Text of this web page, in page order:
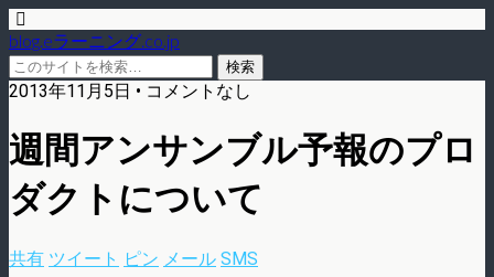
blog.eラーニング.co.jp
2013年11月5日 • コメントなし
週間アンサンブル予報のプロ
ダクトについて
共有 ツイート ピン メール SMS